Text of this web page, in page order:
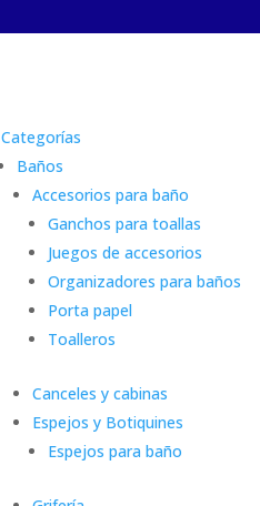
Categorías
Baños
Accesorios para baño
Ganchos para toallas
Juegos de accesorios
Organizadores para baños
Porta papel
Toalleros
Canceles y cabinas
Espejos y Botiquines
Espejos para baño